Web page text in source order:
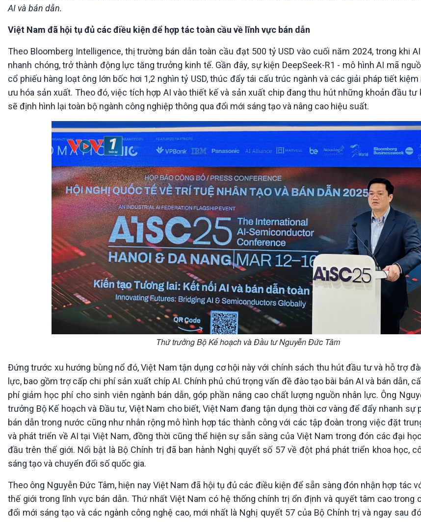
AI và bán dẫn.
Việt Nam đã hội tụ đủ các điều kiện để hợp tác toàn cầu về lĩnh vực bán dẫn
Theo Bloomberg Intelligence, thị trường bán dẫn toàn cầu đạt 500 tỷ USD vào cuối năm 2024, trong khi
nhanh chóng, trở thành động lực tăng trưởng kinh tế. Gần đây, sự kiện DeepSeek-R1 - mô hình AI mã
cổ phiếu hàng loạt ông lớn bốc hơi 1,2 nghìn tỷ USD, thúc đẩy tái cấu trúc ngành và các giải pháp tiết
ưu hóa sản xuất. Theo đó, việc tích hợp AI vào thiết kế và sản xuất chip đang thu hút những khoản đầu tư
sẽ định hình lại toàn bộ ngành công nghiệp thông qua đổi mới sáng tạo và nâng cao hiệu suất.
Thứ trưởng Bộ Kế hoạch và Đầu tư Nguyễn Đức Tâm
Đứng trước xu hướng bùng nổ đó, Việt Nam tận dụng cơ hội này với chính sách thu hút đầu tư và hỗ trợ
lực, bao gồm trợ cấp chi phí sản xuất chíp AI. Chính phủ chú trọng vấn đề đào tạo bài bản AI và bán dẫn,
phí giảm học phí cho sinh viên ngành bán dẫn, góp phần nâng cao chất lượng nguồn nhân lực. Ông
trưởng Bộ Kế hoạch và Đầu tư, Việt Nam cho biết, Việt Nam đang tận dụng thời cơ vàng để đẩy nhanh sự
bán dẫn trong nước cũng như nhân rộng mô hình hợp tác thành công với các tập đoàn trong việc đặt
và phát triển về AI tại Việt Nam, đồng thời cũng thể hiện sự sẵn sàng của Việt Nam trong đón các đại
đầu trên thế giới. Nổi bật là Bộ Chính trị đã ban hành Nghị quyết số 57 về đột phá phát triển khoa học,
sáng tạo và chuyển đổi số quốc gia.
Theo ông Nguyễn Đức Tâm, hiện nay Việt Nam đã hội tụ đủ các điều kiện để sẵn sàng đón nhận hợp tác
thế giới trong lĩnh vực bán dẫn. Thứ nhất Việt Nam có hệ thống chính trị ổn định và quyết tâm cao trong
đổi mới sáng tạo và các ngành công nghệ cao, mới nhất là Nghị quyết 57 của Bộ Chính trị và ngay sau